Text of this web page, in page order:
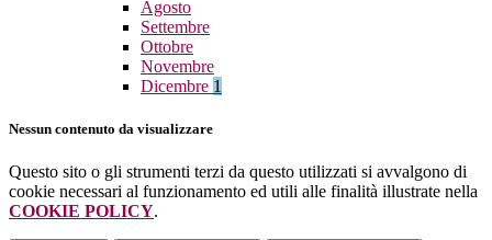
Agosto
Settembre
Ottobre
Novembre
Dicembre 1
Nessun contenuto da visualizzare
Questo sito o gli strumenti terzi da questo utilizzati si avvalgono di
cookie necessari al funzionamento ed utili alle finalità illustrate nella
COOKIE POLICY.